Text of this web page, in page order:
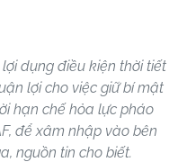
dụng điều kiện thời tiết
lợi cho việc giữ bí mật
hạn chế hỏa lực pháo
để xâm nhập vào bên
nguồn tin cho biết.